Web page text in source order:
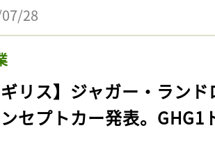
28
ギリス】ジャガー・ラン
セプトカー発表。GHG1